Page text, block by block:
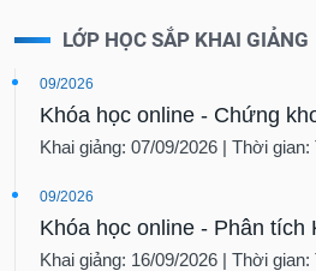
LỚP HỌC SẮP KHAI GIẢNG
09/2026
Khóa học online - Chứng
Khai giảng: 07/09/2026 | Thời gian:
09/2026
Khóa học online - Phân tích
Khai giảng: 16/09/2026 | Thời gian: